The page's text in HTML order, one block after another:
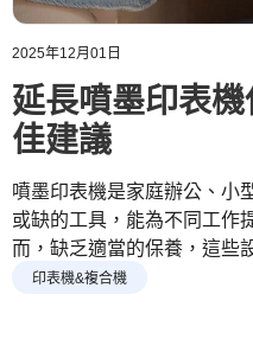
2025年12月01日
延長噴墨印表
佳建議
噴墨印表機是家庭辦公、小
或缺的工具，能為不同工作
而，缺乏適當的保養，這些
和使用壽命的各種問題。定
印表機&複合機